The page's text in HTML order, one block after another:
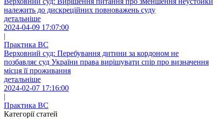
належить до дискреційних повноважень суду
детальніше
2024-04-09 17:07:00
|
Практика ВС
Верховний суд: Перебування дитини за кордоном не
позбавляє суд України права вирішувати спір про визначення
місця її проживання
детальніше
2024-02-07 17:16:00
|
Практика ВС
Категорії статей